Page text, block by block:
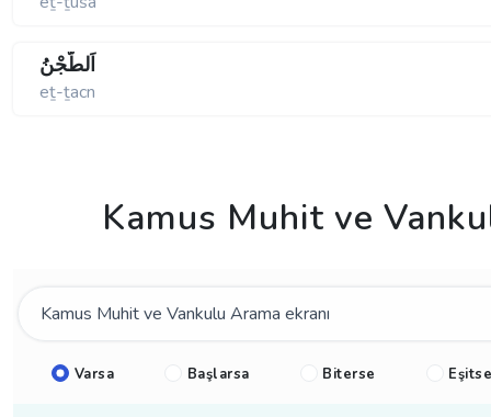
اَلطَّجْنُ
eṯ-ṯacn
Kamus Muhit ve
Varsa Başlarsa Biterse